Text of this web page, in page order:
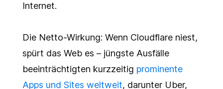
Internet.
Die Netto-Wirkung: Wenn Cloudflare niest,
spürt das Web es – jüngste Ausfälle
beeinträchtigten kurzzeitig prominente
Apps und Sites weltweit, darunter Uber,